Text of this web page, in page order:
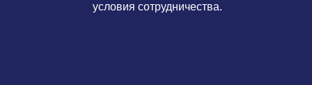
условия сотрудничества.